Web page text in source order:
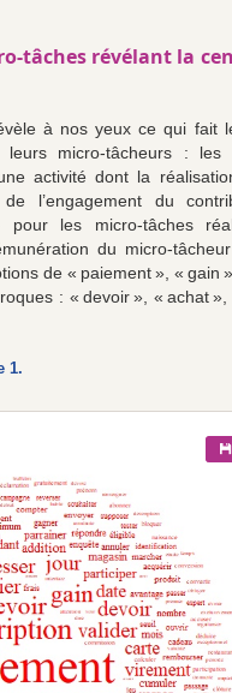
tâches révélant la
à nos yeux ce qui fait
micro-tâcheurs : les
activité dont la
l’engagement du
les micro-tâches
du micro-
de « paiement », « gain
: « devoir », « achat
1.